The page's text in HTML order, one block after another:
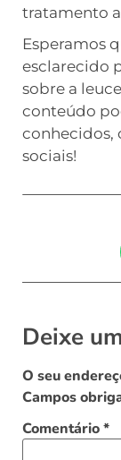
tratamento
Esperamos
esclarecido
sobre a
conteúdo
conhecidos,
sociais!
Deixe
O seu
Campos
Comentário*